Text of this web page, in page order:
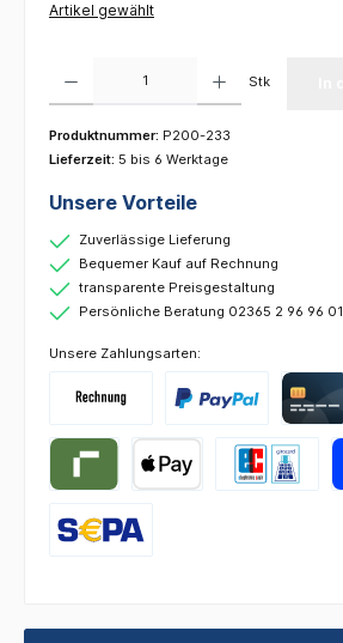
Artikel gewählt
Stk
Produktnummer: P200-233
Lieferzeit: 5 bis 6 Werktage
Unsere Vorteile
Zuverlässige Lieferung
Bequemer Kauf auf Rechnung
transparente Preisgestaltung
Persönliche Beratung 02365 2 96 96 01
Unsere Zahlungsarten: